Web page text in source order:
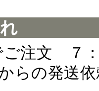
ご注文 ７
らの発送